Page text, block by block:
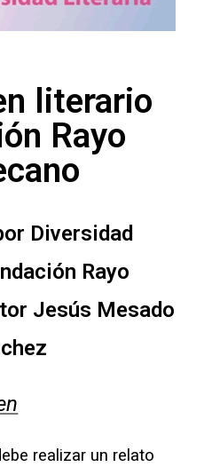
literario
Rayo
Diversidad
Rayo
Jesús Mesado
realizar un relato